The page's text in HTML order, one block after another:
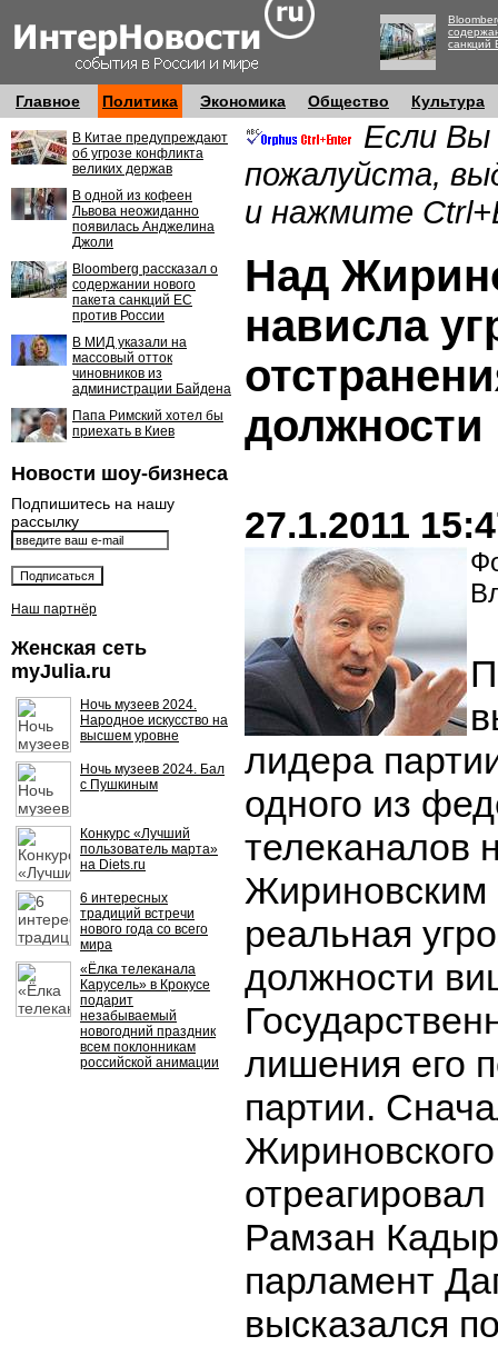
санкций
Главное Политика Экономика Общество Культура
В Китае предупреждают
об угрозе конфликта
великих держав
В одной из кофеен
Львова неожиданно
появилась Анджелина
Джоли
Bloomberg рассказал о
содержании нового
пакета санкций ЕС
против России
В МИД указали на
массовый отток
чиновников из
администрации Байдена
Папа Римский хотел бы
приехать в Киев
Новости шоу-бизнеса
Подпишитесь на нашу
рассылку
Наш партнёр
Женская сеть
myJulia.ru
Ночь музеев 2024.
Народное искусство на
высшем уровне
Ночь музеев 2024. Бал
с Пушкиным
Конкурс «Лучший
пользователь марта»
на Diets.ru
6 интересных
традиций встречи
нового года со всего
мира
«Ёлка телеканала
Карусель» в Крокусе
подарит
незабываемый
новогодний праздник
всем поклонникам
российской анимации
Если Вы
пожалуйста,
и нажмите
Над
нависла
должности
27.1.2011
лидера
одного из
телеканалов
Жириновским
реальная
должности
лишения его
партии.
Рамзан
парламент
высказался